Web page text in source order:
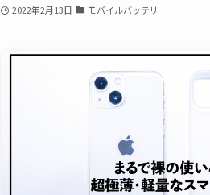
2022年2月13日 モバイルバッテリー